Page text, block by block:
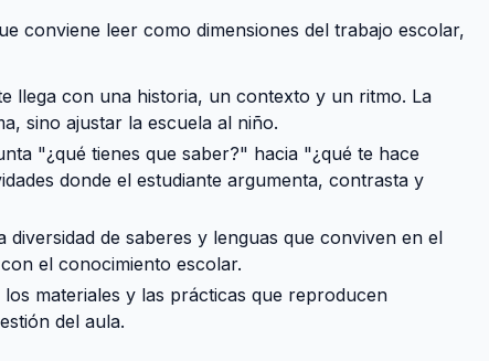
conviene leer como dimensiones del trabajo escolar,
llega con una historia, un contexto y un ritmo. La
sino ajustar la escuela al niño.
"¿qué tienes que saber?" hacia "¿qué te hace
donde el estudiante argumenta, contrasta y
diversidad de saberes y lenguas que conviven en el
el conocimiento escolar.
los materiales y las prácticas que reproducen
del aula.